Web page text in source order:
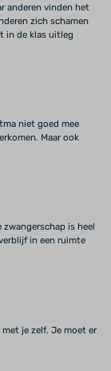
anderen vinden het
zich schamen
in de klas uitleg
niet goed mee
Maar ook
is heel
in een ruimte
je zelf. Je moet er